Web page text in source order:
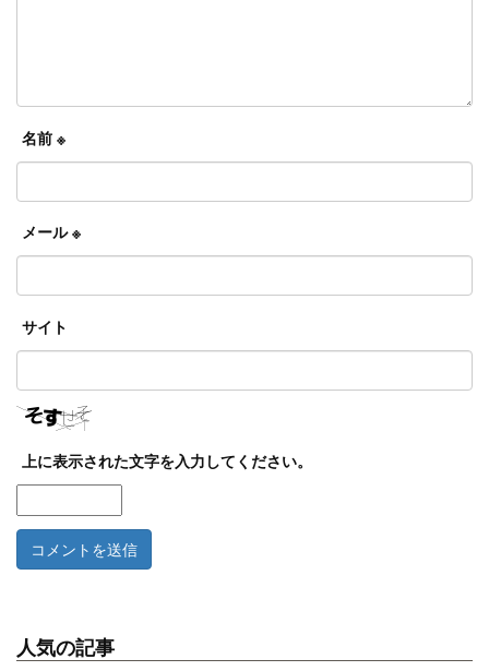
名前 ※
メール※
サイト
上に表示された文字を入力してください。
人気の記事